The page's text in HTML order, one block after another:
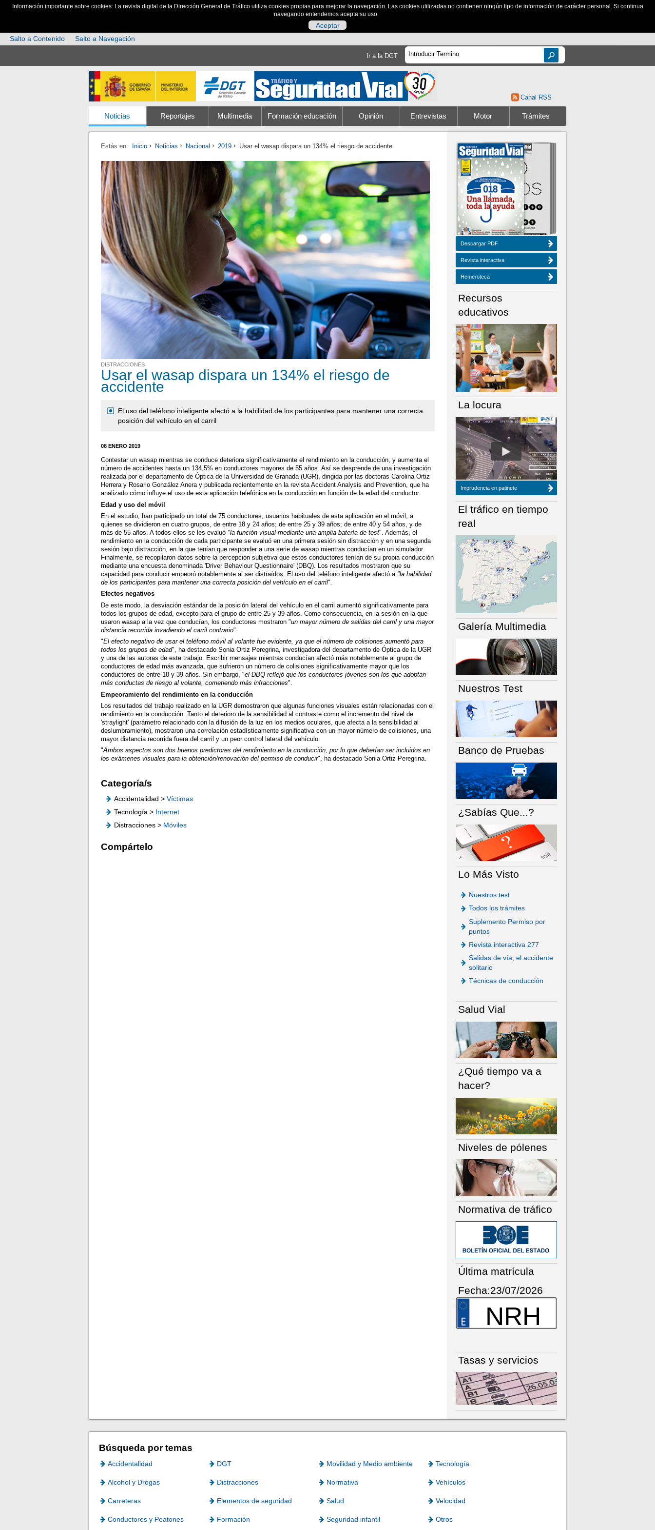
Información importante sobre cookies: La revista digital de la Dirección General de Tráfico utiliza cookies propias para mejorar la navegación. Las cookies utilizadas no contienen ningún tipo de información de carácter personal. Si continua
navegando entendemos acepta su uso.
Aceptar
Salto a Contenido
Salto a Navegación
Ir a la DGT
Canal RSS
Noticias Reportajes Multimedia Formación educación Opinión Entrevistas Motor Trámites
Estás en: Inicio Noticias Nacional 2019 Usar el wasap dispara un 134% el riesgo de accidente
DISTRACCIONES
Usar el wasap dispara un 134% el riesgo de
accidente
El uso del teléfono inteligente afectó a la habilidad de los participantes para mantener una correcta
posición del vehículo en el carril
08 ENERO 2019
Contestar un wasap mientras se conduce deteriora significativamente el rendimiento en la conducción, y aumenta el
número de accidentes hasta un 134,5% en conductores mayores de 55 años. Así se desprende de una investigación
realizada por el departamento de Óptica de la Universidad de Granada (UGR), dirigida por las doctoras Carolina Ortiz
Herrera y Rosario González Anera y publicada recientemente en la revista Accident Analysis and Prevention, que ha
analizado cómo influye el uso de esta aplicación telefónica en la conducción en función de la edad del conductor.
Edad y uso del móvil
En el estudio, han participado un total de 75 conductores, usuarios habituales de esta aplicación en el móvil, a
quienes se dividieron en cuatro grupos, de entre 18 y 24 años; de entre 25 y 39 años; de entre 40 y 54 años, y de
más de 55 años. A todos ellos se les evaluó "la función visual mediante una amplia batería de test". Además, el
rendimiento en la conducción de cada participante se evaluó en una primera sesión sin distracción y en una segunda
sesión bajo distracción, en la que tenían que responder a una serie de wasap mientras conducían en un simulador.
Finalmente, se recopilaron datos sobre la percepción subjetiva que estos conductores tenían de su propia conducción
mediante una encuesta denominada 'Driver Behaviour Questionnaire' (DBQ). Los resultados mostraron que su
capacidad para conducir empeoró notablemente al ser distraídos. El uso del teléfono inteligente afectó a "la habilidad
de los participantes para mantener una correcta posición del vehículo en el carril".
Efectos negativos
De este modo, la desviación estándar de la posición lateral del vehículo en el carril aumentó significativamente para
todos los grupos de edad, excepto para el grupo de entre 25 y 39 años. Como consecuencia, en la sesión en la que
usaron wasap a la vez que conducían, los conductores mostraron "un mayor número de salidas del carril y una mayor
distancia recorrida invadiendo el carril contrario".
"El efecto negativo de usar el teléfono móvil al volante fue evidente, ya que el número de colisiones aumentó para
todos los grupos de edad", ha destacado Sonia Ortiz Peregrina, investigadora del departamento de Óptica de la UGR
y una de las autoras de este trabajo. Escribir mensajes mientras conducían afectó más notablemente al grupo de
conductores de edad más avanzada, que sufrieron un número de colisiones significativamente mayor que los
conductores de entre 18 y 39 años. Sin embargo, "el DBQ reflejó que los conductores jóvenes son los que adoptan
más conductas de riesgo al volante, cometiendo más infracciones".
Empeoramiento del rendimiento en la conducción
Los resultados del trabajo realizado en la UGR demostraron que algunas funciones visuales están relacionadas con el
rendimiento en la conducción. Tanto el deterioro de la sensibilidad al contraste como el incremento del nivel de
'straylight' (parámetro relacionado con la difusión de la luz en los medios oculares, que afecta a la sensibilidad al
deslumbramiento), mostraron una correlación estadísticamente significativa con un mayor número de colisiones, una
mayor distancia recorrida fuera del carril y un peor control lateral del vehículo.
"Ambos aspectos son dos buenos predictores del rendimiento en la conducción, por lo que deberían ser incluidos en
los exámenes visuales para la obtención/renovación del permiso de conducir", ha destacado Sonia Ortiz Peregrina.
Categoría/s
Accidentalidad >Víctimas
Tecnología > Internet
Distracciones > Móviles
Compártelo
NÚMERO ACTUAL HEMEROTECA
Descargar PDF
Revista interactiva
Hemeroteca
Recursos
educativos
La locura
Imprudencia en patinete
El tráfico en tiempo
real
Galería Multimedia
Nuestros Test
Banco de Pruebas
¿Sabías Que...?
Lo Más Visto
Nuestros test
Todos los trámites
Suplemento Permiso por
puntos
Revista interactiva 277
Salidas de vía, el accidente
solitario
Técnicas de conducción
Salud Vial
¿Qué tiempo va a
hacer?
Niveles de pólenes
Normativa de tráfico
Última matrícula
Fecha:23/07/2026
NRH
Tasas y servicios
Búsqueda por temas
Accidentalidad DGT Movilidad y Medio ambiente Tecnología
Alcohol y Drogas Distracciones Normativa Vehículos
Carreteras Elementos de seguridad Salud Velocidad
Conductores y Peatones Formación Seguridad infantil Otros